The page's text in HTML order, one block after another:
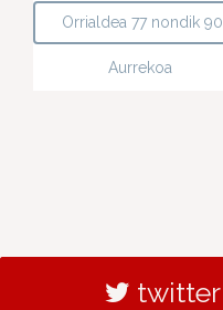
Orrialdea 77 nondik 90
Aurrekoa
twitter